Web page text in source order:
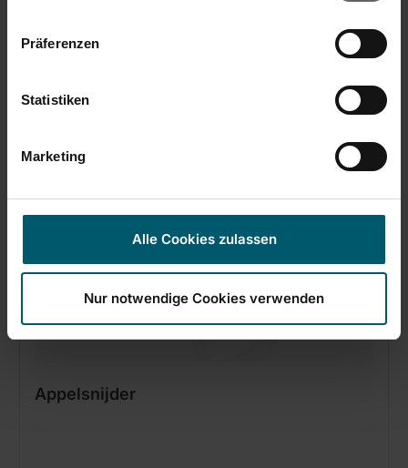
Präferenzen
Statistiken
Marketing
Alle Cookies zulassen
Nur notwendige Cookies verwenden
Appelsnijder